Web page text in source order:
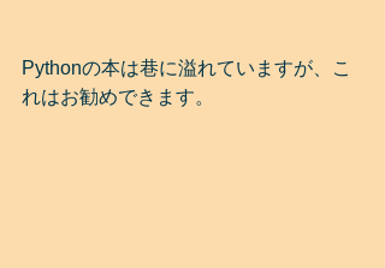
Pythonの本は巷に溢れていますが、こ
れはお勧めできます。